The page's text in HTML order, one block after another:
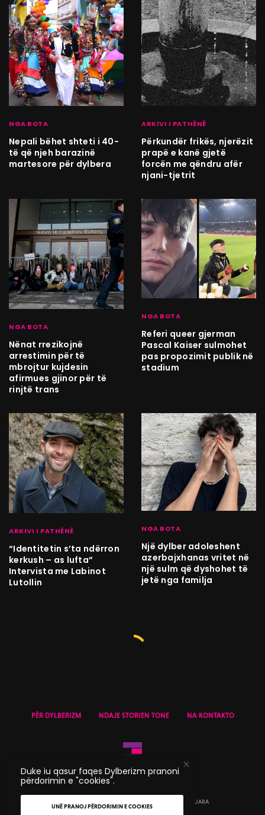
NGA BOTA
Nepali bëhet shteti i 40-
të që njeh barazinë
martesore për dylbera
ARKIVI I PATHËNË
Përkundër frikës, njerëzit
prapë e kanë gjetë
forcën me qëndru afër
njani-tjetrit
NGA BOTA
Nënat rrezikojnë
arrestimin për të
mbrojtur kujdesin
afirmues gjinor për të
rinjtë trans
NGA BOTA
Referi queer gjerman
Pascal Kaiser sulmohet
pas propozimit publik në
stadium
ARKIVI I PATHËNË
“Identitetin s’ta ndërron
kerkush – as lufta”
Intervista me Labinot
Lutollin
NGA BOTA
Një dylber adoleshent
azerbajxhanas vritet në
një sulm që dyshohet të
jetë nga familja
PËR DYLBERIZM NDAJE STORIEN TONE NA KONTAKTO
© 2020 DYLBERIZM - TË GJITHA TË DREJTAT E REZERVUARA
Duke iu qasur faqes Dylberizm pranoni
përdorimin e "cookies".
UNË PRANOJ PËRDORIMIN E COOKIES